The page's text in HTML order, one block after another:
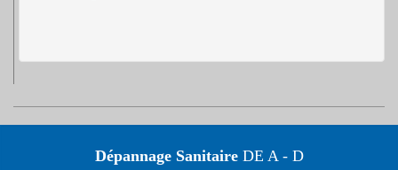
Dépannage SanitaireDE A - D